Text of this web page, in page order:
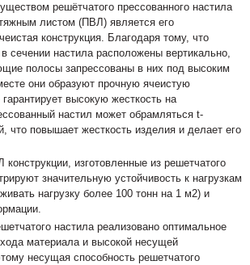
решётчатого прессованного настила
листом (ПВЛ) является его
конструкция. Благодаря тому, что
сечении настила расположены вертикально,
полосы запрессованы в них под высоким
они образуют прочную ячеистую
гарантирует высокую жесткость на
настил может обрамляться t-
что повышает жесткость изделия и делает его
изготовленные из решетчатого
значительную устойчивость к нагрузкам
нагрузку более 100 тонн на 1 м2) и
настила реализовано оптимальное
материала и высокой несущей
несущая способность решетчатого